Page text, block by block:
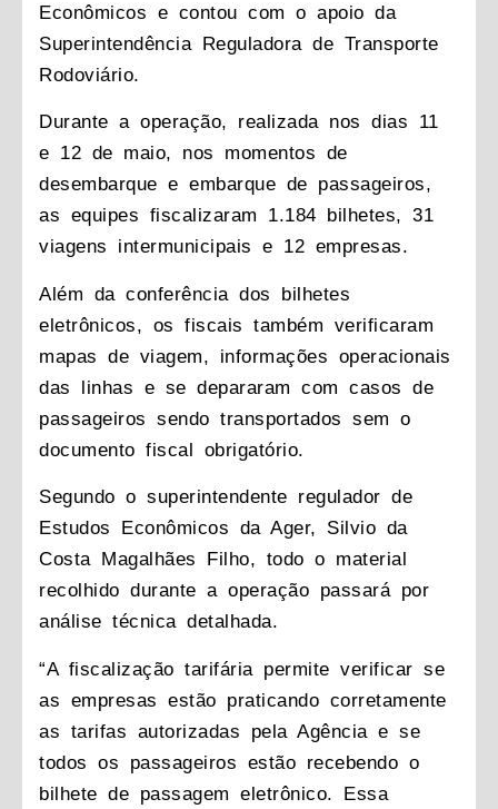
Econômicos e contou com o apoio da
Superintendência Reguladora de Transporte
Rodoviário.
Durante a operação, realizada nos dias 11
e 12 de maio, nos momentos de
desembarque e embarque de passageiros,
as equipes fiscalizaram 1.184 bilhetes, 31
viagens intermunicipais e 12 empresas.
Além da conferência dos bilhetes
eletrônicos, os fiscais também verificaram
mapas de viagem, informações operacionais
das linhas e se depararam com casos de
passageiros sendo transportados sem o
documento fiscal obrigatório.
Segundo o superintendente regulador de
Estudos Econômicos da Ager, Silvio da
Costa Magalhães Filho, todo o material
recolhido durante a operação passará por
análise técnica detalhada.
“A fiscalização tarifária permite verificar se
as empresas estão praticando corretamente
as tarifas autorizadas pela Agência e se
todos os passageiros estão recebendo o
bilhete de passagem eletrônico. Essa